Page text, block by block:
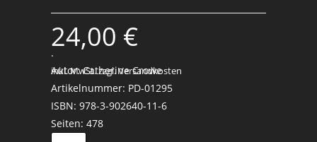
24,00 €
inkl. MwSt.zzgl. Versandkosten
.
Autor: Catherine Crowe
Artikelnummer: PD-01295
ISBN: 978-3-902640-11-6
Seiten: 478